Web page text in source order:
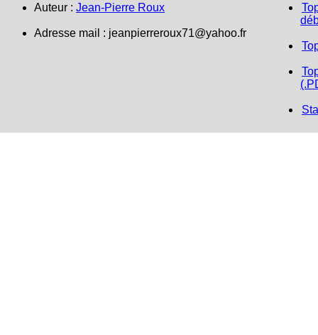
Auteur : Jean-Pierre Roux
Adresse mail : jeanpierreroux71@yahoo.fr